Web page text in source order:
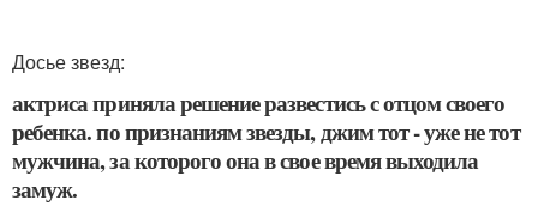
Досье звезд:
актриса приняла решение развестись с отцом своего
ребенка. по признаниям звезды, джим тот - уже не тот
мужчина, за которого она в свое время выходила
замуж.